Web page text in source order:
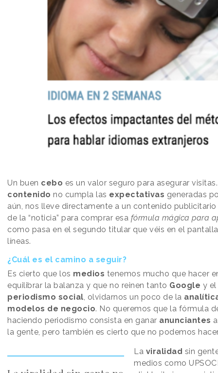
Un buen cebo es un valor seguro para asegurar
contenido no cumpla las expectativas generadas
aún, nos lleve directamente a un contenido
de la “noticia” para comprar esa fórmula mágica para
como pasa en el segundo titular que véis en el
líneas.
¿Cuál es el camino a seguir?
Es cierto que los medios tenemos mucho que hacer
equilibrar la balanza y que no reinen tanto Google y el
periodismo social, olvidarnos un poco de la
modelos de negocio. No queremos que la fórmula
haciendo periodismo consista en ganar anunciantes
la gente, pero también es cierto que no podemos
La viralidad sin
medios como